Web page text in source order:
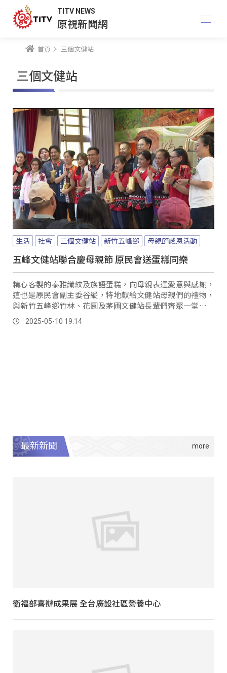
TITV NEWS
原視新聞網
首頁 三個文健站
三個文健站
生活 社會 三個文健站 新竹五峰鄉 母親節感恩活動
五峰文健站聯合慶母親節 原民會送蛋糕同樂
精心客製的泰雅織紋及族語蛋糕，向母親表達愛意與感謝，
這也是原民會副主委谷縱，特地獻給文健站母親們的禮物，
與新竹五峰鄉竹林、花園及茅圃文健站長輩們齊聚一堂，感
恩部落母親們的辛勤貢獻。
2025-05-10 19:14
最新新聞
衛福部喜辦成果展 全台廣設社區營養中心